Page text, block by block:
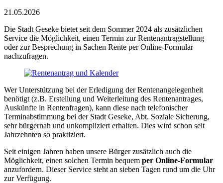
21.05.2026
Die Stadt Geseke bietet seit dem Sommer 2024 als zusätzlichen
Service die Möglichkeit, einen Termin zur Rentenantragstellung
oder zur Besprechung in Sachen Rente per Online-Formular
nachzufragen.
Wer Unterstützung bei der Erledigung der Rentenangelegenheit
benötigt (z.B. Erstellung und Weiterleitung des Rentenantrages,
Auskünfte in Rentenfragen), kann diese nach telefonischer
Terminabstimmung bei der Stadt Geseke, Abt. Soziale Sicherung,
sehr bürgernah und unkompliziert erhalten. Dies wird schon seit
Jahrzehnten so praktiziert.
Seit einigen Jahren haben unsere Bürger zusätzlich auch die
Möglichkeit, einen solchen Termin bequem per Online-Formular
anzufordern. Dieser Service steht an sieben Tagen rund um die Uhr
zur Verfügung.